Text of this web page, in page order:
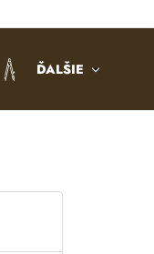
ĎALŠIE